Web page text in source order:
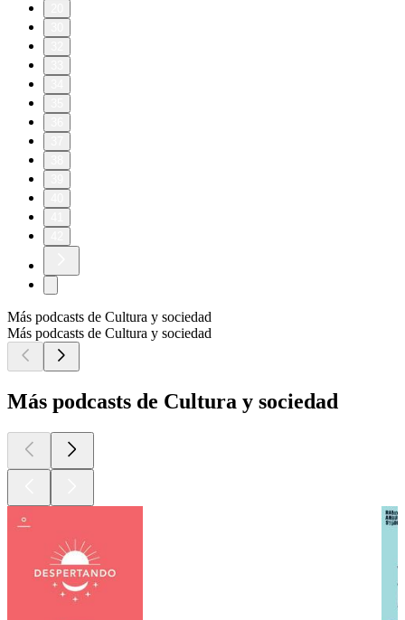
Más podcasts de Cultura y sociedad
Más podcasts de Cultura y sociedad
Más podcasts de Cultura y sociedad